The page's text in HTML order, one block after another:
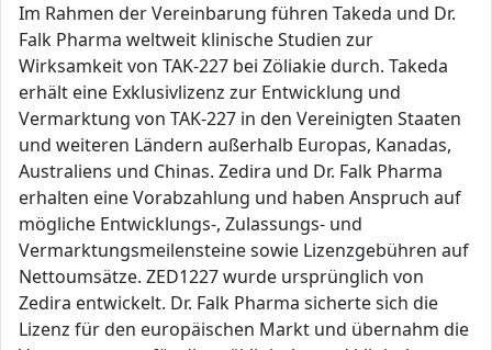
Im Rahmen der Vereinbarung führen Takeda und Dr.
Falk Pharma weltweit klinische Studien zur
Wirksamkeit von TAK-227 bei Zöliakie durch. Takeda
erhält eine Exklusivlizenz zur Entwicklung und
Vermarktung von TAK-227 in den Vereinigten Staaten
und weiteren Ländern außerhalb Europas, Kanadas,
Australiens und Chinas. Zedira und Dr. Falk Pharma
erhalten eine Vorabzahlung und haben Anspruch auf
mögliche Entwicklungs-, Zulassungs- und
Vermarktungsmeilensteine sowie Lizenzgebühren auf
Nettoumsätze. ZED1227 wurde ursprünglich von
Zedira entwickelt. Dr. Falk Pharma sicherte sich die
Lizenz für den europäischen Markt und übernahm die